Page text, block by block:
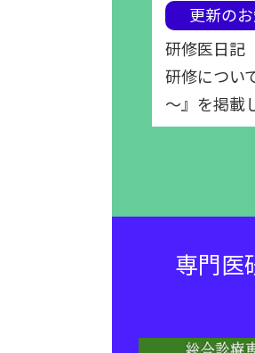
更新の
研修医日記
研修につい
～』を掲載
専門